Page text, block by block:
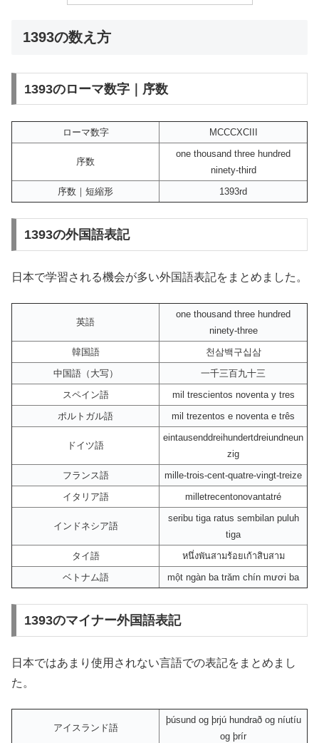
1393の数え方
1393のローマ数字｜序数
ローマ数字 MCCCXCIII
序数
one thousand three hundred
ninety-third
序数｜短縮形
1393rd
1393の外国語表記
日本で学習される機会が多い外国語表記をまとめました。
英語
one thousand three hundred
ninety-three
韓国語
천삼백구십삼
中国語（大写）
一千三百九十三
スペイン語
mil trescientos noventa y tres
ポルトガル語
mil trezentos e noventa e três
ドイツ語
eintausenddreihundertdreiundneun
zig
フランス語
mille-trois-cent-quatre-vingt-treize
イタリア語
milletrecentonovantatré
インドネシア語
seribu tiga ratus sembilan puluh
tiga
タイ語
หนึ่งพันสามร้อยเก้าสิบสาม
ベトナム語
một ngàn ba trăm chín mươi ba
1393のマイナー外国語表記
日本ではあまり使用されない言語での表記をまとめまし
た。
アイスランド語
þúsund og þrjú hundrað og níutíu
og þrír